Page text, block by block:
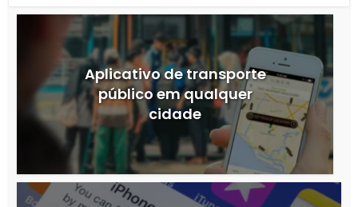
Aplicativo de transporte
público em qualquer
cidade